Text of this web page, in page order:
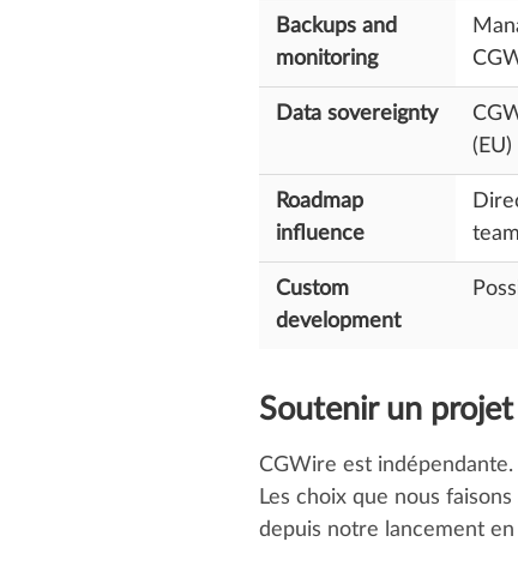
Backups and
monitoring
Data sovereignty
(EU)
Roadmap
influence
team
Custom
development
Soutenir un
CGWire est
Les choix que nous
depuis notre lancement en